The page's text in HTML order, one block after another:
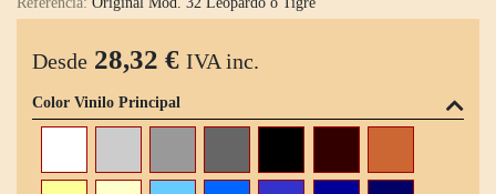
Desde 28,32 € IVA inc.
Color Vinilo Principal